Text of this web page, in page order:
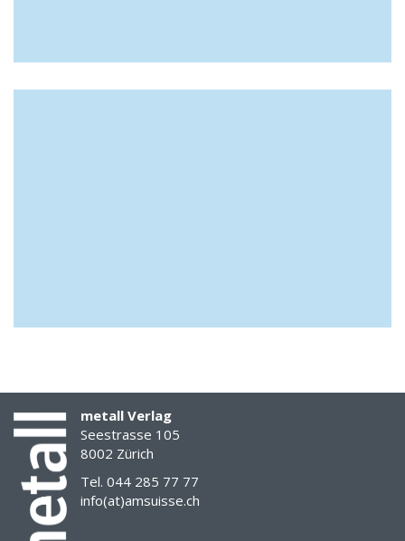
metall Verlag
Seestrasse 105
8002 Zürich
Tel. 044 285 77 77
info(at)amsuisse.ch